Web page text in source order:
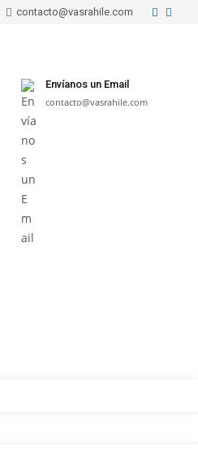
contacto@vasrahile.com
Envíanos un Email
contacto@vasrahile.com